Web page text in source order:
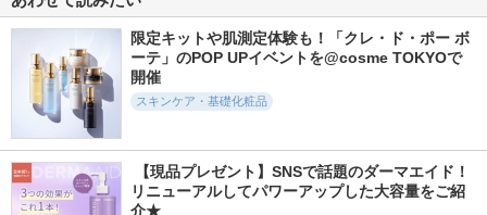
限定キットや肌測定体験も！「クレ・ド・ポー ボ
ーテ」のPOP UPイベントを@cosme TOKYOで
開催
スキンケア・基礎化粧品
【現品プレゼント】SNSで話題のダーマエイド！
リニューアルしてパワーアップした大容量をご紹
介★